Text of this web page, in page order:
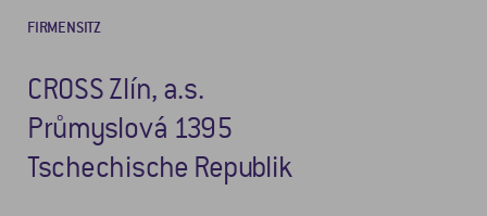
FIRMENSITZ
CROSS Zlín, a.s.
Průmyslová 1395
Tschechische Republik